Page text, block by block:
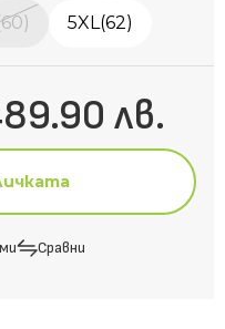
5XL(62)
лв.
Сравни